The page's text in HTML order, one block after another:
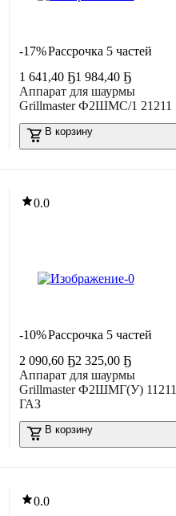
-17%Рассрочка 5 частей
1 641 ,40 Ҕ1 984,40 Ҕ
Аппарат для шаурмы
Grillmaster Ф2ШМС/1 21211
В корзину
0.0
-10%Рассрочка 5 частей
2 090,60 Ҕ2 325,00 Ҕ
Аппарат для шаурмы
Grillmaster Ф2ШМГ(У) 11211
ГАЗ
В корзину
0.0